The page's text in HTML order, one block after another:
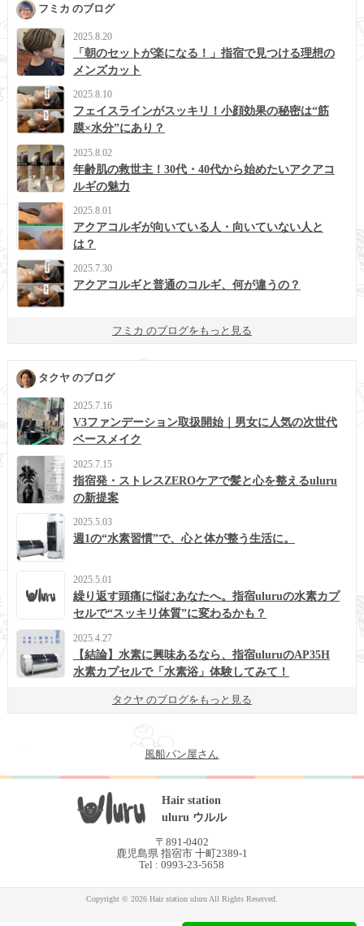
フミカ のブログ
2025.8.20
「朝のセットが楽になる！」指宿で見つける理想の
メンズカット
2025.8.10
フェイスラインがスッキリ！小顔効果の秘密は“筋
膜×水分”にあり？
2025.8.02
年齢肌の救世主！30代・40代から始めたいアクアコ
ルギの魅力
2025.8.01
アクアコルギが向いている人・向いていない人と
は？
2025.7.30
アクアコルギと普通のコルギ、何が違うの？
フミカ のブログをもっと見る
タクヤ のブログ
2025.7.16
V3ファンデーション取扱開始｜男女に人気の次世代
ベースメイク
2025.7.15
指宿発・ストレスZEROケアで髪と心を整えるuluru
の新提案
2025.5.03
週1の“水素習慣”で、心と体が整う生活に。
2025.5.01
繰り返す頭痛に悩むあなたへ。指宿uluruの水素カプ
セルで“スッキリ体質”に変わるかも？
2025.4.27
【結論】水素に興味あるなら、指宿uluruのAP35H
水素カプセルで「水素浴」体験してみて！
タクヤ のブログをもっと見る
風船パン屋さん
Hair station
uluru ウルル
〒891-0402
鹿児島県 指宿市 十町2389-1
Tel : 0993-23-5658
Copyright © 2026 Hair station uluru All Rights Reserved.